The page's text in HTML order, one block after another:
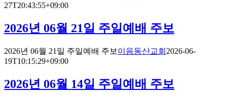
27T20:43:55+09:00
2026년 06월 21일 주일예배 주보
2026년 06월 21일 주일예배 주보 이음동산교회 2026-06-
19T10:15:29+09:00
2026년 06월 14일 주일예배 주보